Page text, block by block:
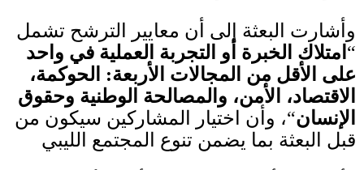
وأشارت البعثة إلى أن معايير الترشح تشمل
“ امتلاك الخبرة أو التجربة العملية في واحد
على الأقل من المجالات الأربعة:
الحوكمة،
الاقتصاد، الأمن، والمصالحة الوطنية وحقوق
الإنسان“، وأن اختيار المشاركين سيكون من
قبل البعثة بما يضمن تنوع المجتمع الليبي